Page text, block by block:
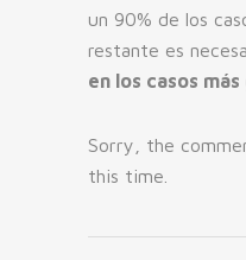
un 90% de los
restante es
en los casos
Sorry, the
this time.